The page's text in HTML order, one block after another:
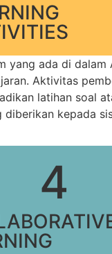
yang ada di dalam
Aktivitas
latihan soal
diberikan kepada
4